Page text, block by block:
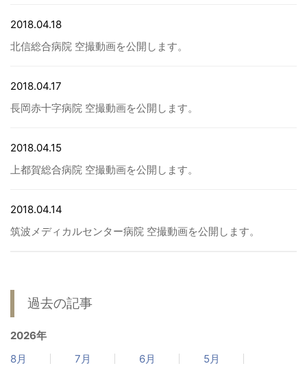
English
2018.04.18
北信総合病院 空撮動画を公開します。
2018.04.17
長岡赤十字病院 空撮動画を公開します。
2018.04.15
上都賀総合病院 空撮動画を公開します。
2018.04.14
筑波メディカルセンター病院 空撮動画を公開します。
過去の記事
2026年
8月
7月 6月
5月